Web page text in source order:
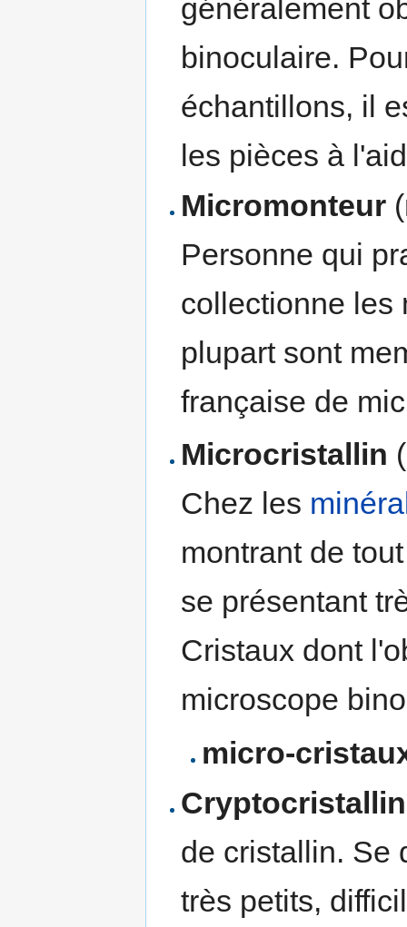
généralement
binoculaire.
échantillons, il
les pièces à
Micromonteur
Personne qui
collectionne les
plupart sont
française de
Microcristallin
Chez les
montrant de
se présentant
Cristaux dont
microscope
micro-
Cryptocristallin
de cristallin. Se
très petits,